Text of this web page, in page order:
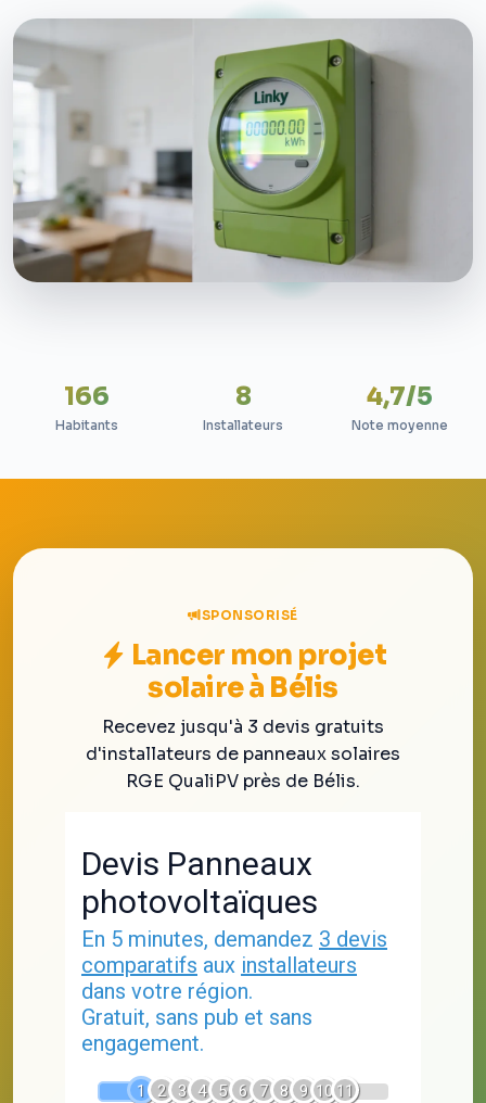
166
Habitants
8
Installateurs
4,7/5
Note moyenne
SPONSORISÉ
Lancer mon projet
solaire à Bélis
Recevez jusqu'à 3 devis gratuits
d'installateurs de panneaux solaires
RGE QualiPV près de Bélis.
Devis Panneaux
photovoltaïques
En 5 minutes, demandez 3 devis
comparatifs aux installateurs
dans votre région.
Gratuit, sans pub et sans
engagement.
1 2 3 4 5 6 7 8 9 10 11